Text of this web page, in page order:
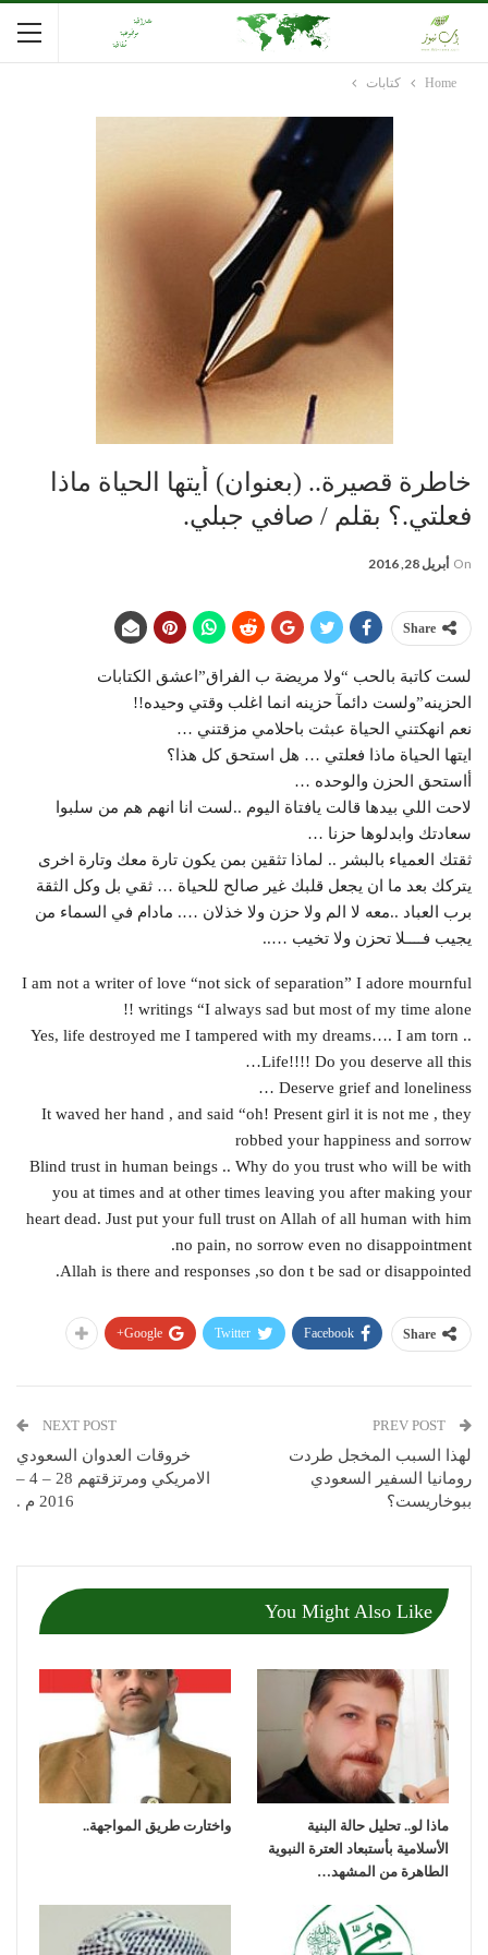
Home كتابات
خاطرة قصيرة.. (بعنوان) أيتها الحياة ماذا
فعلتي.؟ بقلم / صافي جبلي.
On أبريل 28, 2016
Share
لست كاتبة بالحب “ولا مريضة ب الفراق”اعشق الكتابات
الحزينه”ولست دائمآ حزينه انما اغلب وقتي وحيده!!
نعم انهكتني الحياة عبثت باحلامي مزقتني …
ايتها الحياة ماذا فعلتي … هل استحق كل هذا؟
أاستحق الحزن والوحده …
لاحت اللي بيدها قالت يافتاة اليوم ..لست انا انهم هم من سلبوا
سعادتك وابدلوها حزنا …
ثقتك العمياء بالبشر .. لماذا تثقين بمن يكون تارة معك وتارة اخرى
يتركك بعد ما ان يجعل قلبك غير صالح للحياة … ثقي بل وكل الثقة
برب العباد ..معه لا الم ولا حزن ولا خذلان …. مادام في السماء من
يجيب فــــلا تحزن ولا تخيب …..
I am not a writer of love “not sick of separation” I adore mournful
writings “I always sad but most of my time alone !!
Yes, life destroyed me I tampered with my dreams…. I am torn ..
Life!!!! Do you deserve all this…
Deserve grief and loneliness …
It waved her hand , and said “oh! Present girl it is not me , they
robbed your happiness and sorrow
Blind trust in human beings .. Why do you trust who will be with
you at times and at other times leaving you after making your
heart dead. Just put your full trust on Allah of all human with him
no pain, no sorrow even no disappointment.
Allah is there and responses ,so don t be sad or disappointed.
Share
Facebook
Twitter
Google+
لهذا السبب المخجل طردت
رومانيا السفير السعودي
ببوخاريست؟
NEXT POST
خروقات العدوان السعودي
الامريكي ومرتزقتهم 28 – 4 –
2016 م .
You Might Also Like
ماذا لو.. تحليل حالة البنية
الأسلامية بأستبعاد العترة النبوية
الطاهرة من المشهد…
واختارت طريق المواجهة..